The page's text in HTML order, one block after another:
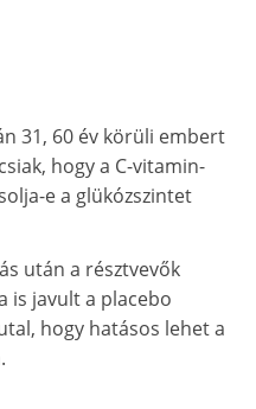
31, 60 év körüli embert
hogy a C-vitamin-
e a glükózszintet
után a résztvevők
is javult a placebo
hogy hatásos lehet a